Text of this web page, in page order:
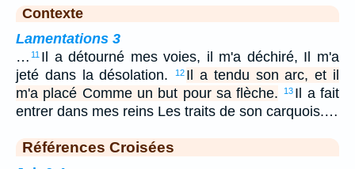
Contexte
Lamentations 3
… 11 Il a détourné mes voies, il m'a déchiré, Il m'a
jeté dans la désolation.
12 Il a tendu son arc, et il
m'a placé Comme un but pour sa flèche.
13 Il a fait
entrer dans mes reins Les traits de son carquois.…
Références Croisées